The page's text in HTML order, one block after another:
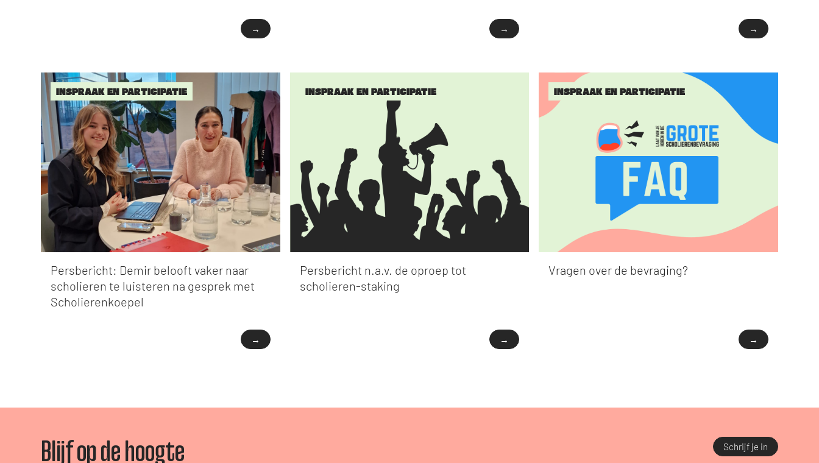
→ → →
INSPRAAK EN PARTICIPATIE
Persbericht: Demir belooft vaker naar
scholieren te luisteren na gesprek met
Scholierenkoepel
→
INSPRAAK EN PARTICIPATIE
Persbericht n.a.v. de oproep tot
scholieren-staking
→
INSPRAAK EN PARTICIPATIE
Vragen over de bevraging?
→
Blijf op de hoogte Schrijf je in